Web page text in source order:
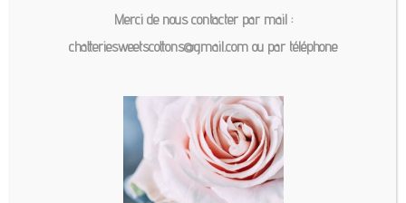
Maine Coon mais vous
vous sentez perdu parmi
Merci de nous contacter par mail :
chatteriesweetscottons@gmail.com ou par téléphone